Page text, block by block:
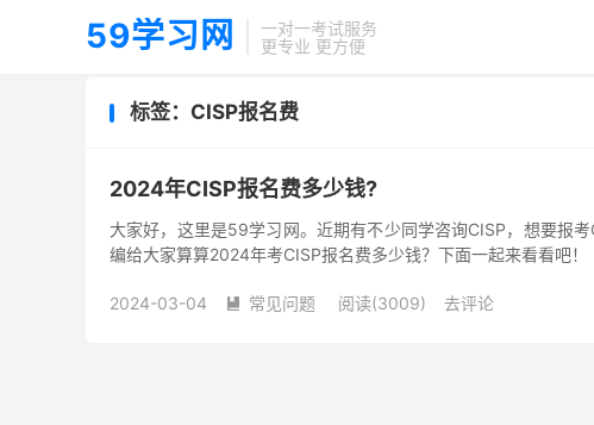
59学习网
一对一考试服务
更专业 更方便
标签：CISP报名费
2024年CISP报名费多少钱?
大家好，这里是59学习网。近期有不少同学咨询CISP，想要报
编给大家算算2024年考CISP报名费多少钱？下面一起来看看吧
2024-03-04  常见问题 阅读(3009) 去评论